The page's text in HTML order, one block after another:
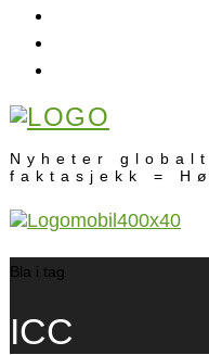
Nyheter
faktasjekk =
Bla i tag
ICC